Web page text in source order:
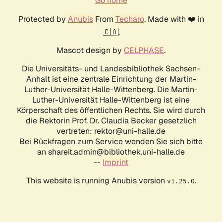
Protected by AnubisFrom Techaro. Made with ❤️ in
🇨🇦.
Mascot design by CELPHASE.
Die Universitäts- und Landesbibliothek Sachsen-
Anhalt ist eine zentrale Einrichtung der Martin-
Luther-Universität Halle-Wittenberg. Die Martin-
Luther-Universität Halle-Wittenberg ist eine
Körperschaft des öffentlichen Rechts. Sie wird durch
die Rektorin Prof. Dr. Claudia Becker gesetzlich
vertreten: rektor@uni-halle.de
Bei Rückfragen zum Service wenden Sie sich bitte
an shareit.admin@bibliothek.uni-halle.de
-- Imprint
This website is running Anubis version v1.25.0.